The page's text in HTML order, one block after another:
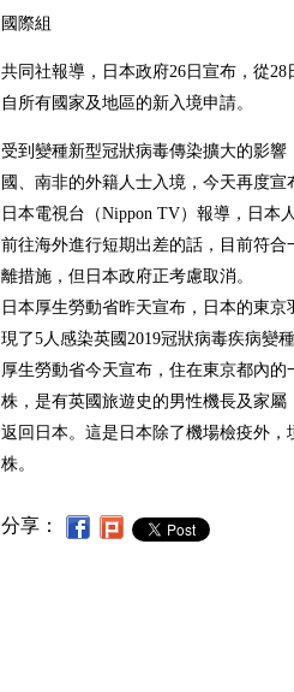
國際組
共同社報導，日本政府26日宣布，從
自所有國家及地區的新入境申請。
受到變種新型冠狀病毒傳染擴大的影
國、南非的外籍人士入境，今天再度宣
日本電視台（Nippon TV）報導，日本
前往海外進行短期出差的話，目前符合
離措施，但日本政府正考慮取消。
日本厚生勞動省昨天宣布，日本的東
現了5人感染英國2019冠狀病毒疾病變
厚生勞動省今天宣布，住在東京都內
株，是有英國旅遊史的男性機長及家屬
返回日本。這是日本除了機場檢疫外
株。
分享：